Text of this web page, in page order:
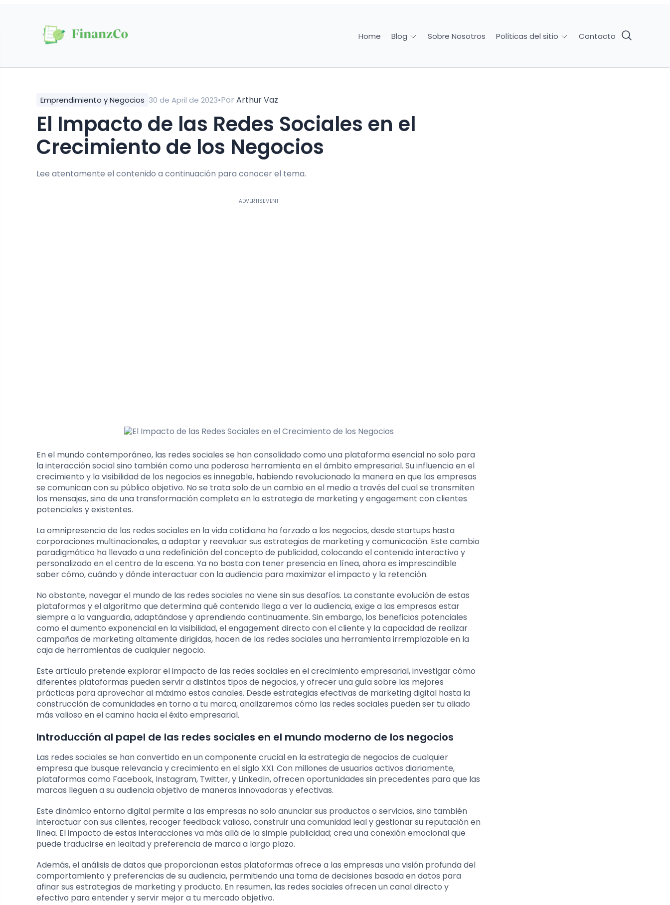
Home Blog Sobre Nosotros Políticas del sitio Contacto
Emprendimiento y Negocios 30 de April de 2023•Por Arthur Vaz
El Impacto de las Redes Sociales en el
Crecimiento de los Negocios
Lee atentamente el contenido a continuación para conocer el tema.
ADVERTISEMENT
En el mundo contemporáneo, las redes sociales se han consolidado como una plataforma esencial no solo para
la interacción social sino también como una poderosa herramienta en el ámbito empresarial. Su influencia en el
crecimiento y la visibilidad de los negocios es innegable, habiendo revolucionado la manera en que las empresas
se comunican con su público objetivo. No se trata solo de un cambio en el medio a través del cual se transmiten
los mensajes, sino de una transformación completa en la estrategia de marketing y engagement con clientes
potenciales y existentes.
La omnipresencia de las redes sociales en la vida cotidiana ha forzado a los negocios, desde startups hasta
corporaciones multinacionales, a adaptar y reevaluar sus estrategias de marketing y comunicación. Este cambio
paradigmático ha llevado a una redefinición del concepto de publicidad, colocando el contenido interactivo y
personalizado en el centro de la escena. Ya no basta con tener presencia en línea, ahora es imprescindible
saber cómo, cuándo y dónde interactuar con la audiencia para maximizar el impacto y la retención.
No obstante, navegar el mundo de las redes sociales no viene sin sus desafíos. La constante evolución de estas
plataformas y el algoritmo que determina qué contenido llega a ver la audiencia, exige a las empresas estar
siempre a la vanguardia, adaptándose y aprendiendo continuamente. Sin embargo, los beneficios potenciales
como el aumento exponencial en la visibilidad, el engagement directo con el cliente y la capacidad de realizar
campañas de marketing altamente dirigidas, hacen de las redes sociales una herramienta irremplazable en la
caja de herramientas de cualquier negocio.
Este artículo pretende explorar el impacto de las redes sociales en el crecimiento empresarial, investigar cómo
diferentes plataformas pueden servir a distintos tipos de negocios, y ofrecer una guía sobre las mejores
prácticas para aprovechar al máximo estos canales. Desde estrategias efectivas de marketing digital hasta la
construcción de comunidades en torno a tu marca, analizaremos cómo las redes sociales pueden ser tu aliado
más valioso en el camino hacia el éxito empresarial.
Introducción al papel de las redes sociales en el mundo moderno de los negocios
Las redes sociales se han convertido en un componente crucial en la estrategia de negocios de cualquier
empresa que busque relevancia y crecimiento en el siglo XXI. Con millones de usuarios activos diariamente,
plataformas como Facebook, Instagram, Twitter, y LinkedIn, ofrecen oportunidades sin precedentes para que las
marcas lleguen a su audiencia objetivo de maneras innovadoras y efectivas.
Este dinámico entorno digital permite a las empresas no solo anunciar sus productos o servicios, sino también
interactuar con sus clientes, recoger feedback valioso, construir una comunidad leal y gestionar su reputación en
línea. El impacto de estas interacciones va más allá de la simple publicidad; crea una conexión emocional que
puede traducirse en lealtad y preferencia de marca a largo plazo.
Además, el análisis de datos que proporcionan estas plataformas ofrece a las empresas una visión profunda del
comportamiento y preferencias de su audiencia, permitiendo una toma de decisiones basada en datos para
afinar sus estrategias de marketing y producto. En resumen, las redes sociales ofrecen un canal directo y
efectivo para entender y servir mejor a tu mercado objetivo.